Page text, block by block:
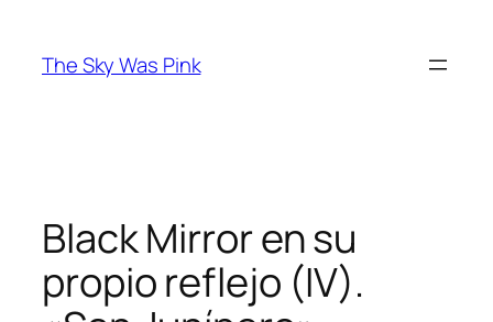
contenido
The Sky Was Pink
Black Mirror en su
propio reflejo (IV).